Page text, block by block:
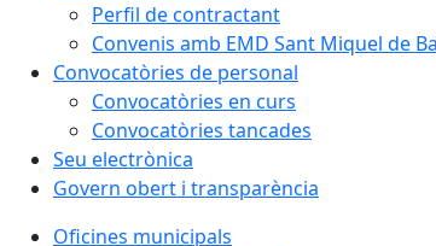
Perfil de contractant
Convenis amb EMD Sant Miquel de
Convocatòries de personal
Convocatòries en curs
Convocatòries tancades
Seu electrònica
Govern obert i transparència
Oficines municipals